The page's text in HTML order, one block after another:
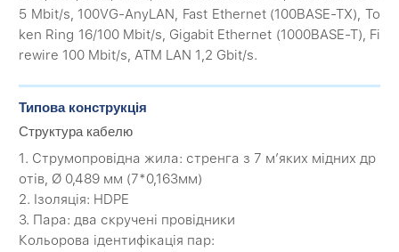
5 Mbit/s, 100VG-AnyLAN, Fast Ethernet (100BASE-TX), To
ken Ring 16/100 Mbit/s, Gigabit Ethernet (1000BASE-T), Fi
rewire 100 Mbit/s, ATM LAN 1,2 Gbit/s.
Типова конструкція
Структура кабелю
1. Струмопровідна жила: стренга з 7 м’яких мідних др
отів, Ø 0,489 мм (7*0,163мм)
2. Ізоляція: HDPE
3. Пара: два скручені провідники
Кольорова ідентифікація пар: